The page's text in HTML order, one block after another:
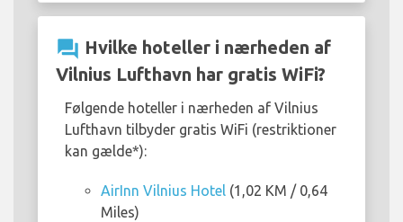
question_answer Hvilke hoteller i nærheden af
Vilnius Lufthavn har gratis WiFi?
Følgende hoteller i nærheden af Vilnius
Lufthavn tilbyder gratis WiFi (restriktioner
kan gælde*):
AirInn Vilnius Hotel (1,02 KM / 0,64
Miles)